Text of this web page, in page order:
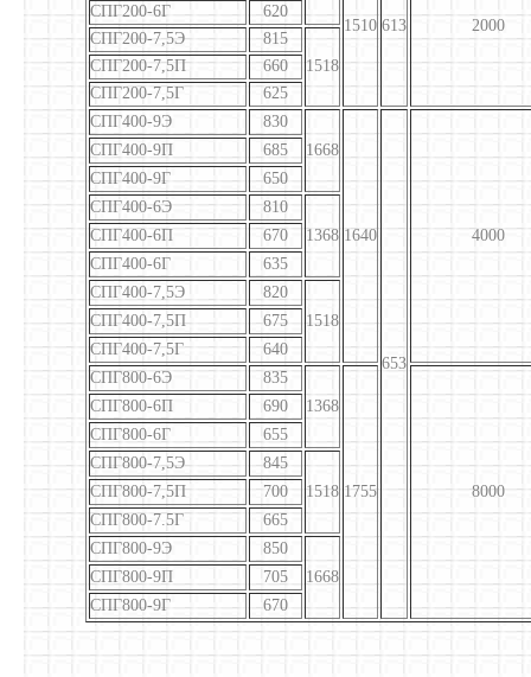
1510 613 2000
СПГ200-6Г
620
СПГ200-7,5Э
815
1518
СПГ200-7,5П
660
СПГ200-7,5Г
625
СПГ400-9Э
830
1668
1640
653
4000
СПГ400-9П
685
СПГ400-9Г
650
СПГ400-6Э
810
1368
СПГ400-6П
670
СПГ400-6Г
635
СПГ400-7,5Э
820
1518
СПГ400-7,5П
675
СПГ400-7,5Г
640
СПГ800-6Э
835
1368
1755 8000
СПГ800-6П
690
СПГ800-6Г
655
СПГ800-7,5Э
845
1518
СПГ800-7,5П
700
СПГ800-7.5Г
665
СПГ800-9Э
850
1668
СПГ800-9П
705
СПГ800-9Г
670